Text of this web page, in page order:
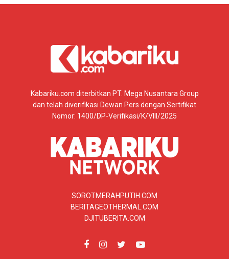
Kabariku.com diterbitkan PT. Mega Nusantara Group
dan telah diverifikasi Dewan Pers dengan Sertifikat
Nomor: 1400/DP-Verifikasi/K/VIII/2025
SOROTMERAHPUTIH.COM
BERITAGEOTHERMAL.COM
DJITUBERITA.COM